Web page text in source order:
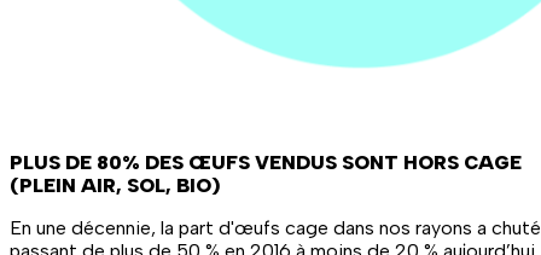
PLUS DE 80% DES ŒUFS VENDUS SONT HORS CAGE
(PLEIN AIR, SOL, BIO)
En une décennie, la part d'œufs cage dans nos rayons a